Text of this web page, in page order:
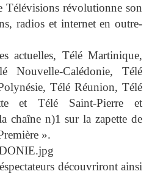
Télévisions révolutionne son
radios et internet en outre-
actuelles, Télé Martinique,
Nouvelle-Calédonie, Télé
Télé Réunion, Télé
et Télé Saint-Pierre et
chaîne n)1 sur la zapette de
».
découvriront ainsi